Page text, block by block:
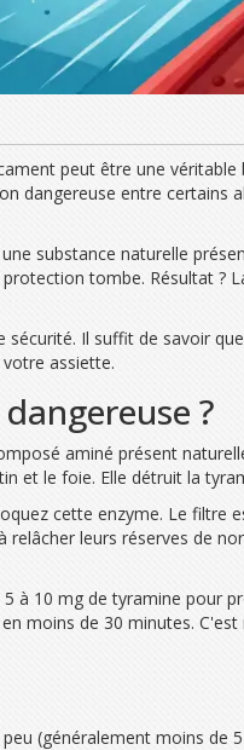
peut être une
dangereuse entre certains
une substance naturelle
tombe. Résultat ?
Il suffit de savoir
assiette.
?
aminé présent
et le foie. Elle détruit la
cette enzyme. Le filtre
leurs réserves de
à 10 mg de tyramine pour
moins de 30 minutes.
(généralement moins de